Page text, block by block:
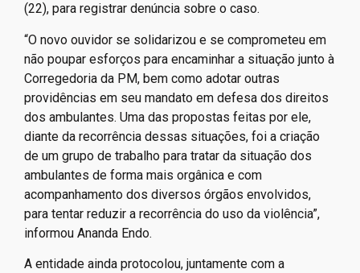
(22), para registrar denúncia sobre o caso.
“O novo ouvidor se solidarizou e se comprometeu em
não poupar esforços para encaminhar a situação junto à
Corregedoria da PM, bem como adotar outras
providências em seu mandato em defesa dos direitos
dos ambulantes. Uma das propostas feitas por ele,
diante da recorrência dessas situações, foi a criação
de um grupo de trabalho para tratar da situação dos
ambulantes de forma mais orgânica e com
acompanhamento dos diversos órgãos envolvidos,
para tentar reduzir a recorrência do uso da violência”,
informou Ananda Endo.
A entidade ainda protocolou, juntamente com a